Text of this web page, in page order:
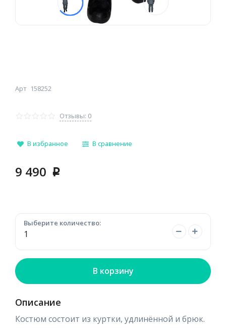
Арт 158252
Отзывы: 0
В избранное В сравнение
9 490 p
Выберите количество:
В корзину
Описание
Костюм состоит из куртки, удлинённой и брюк.